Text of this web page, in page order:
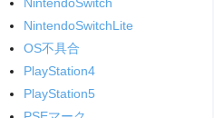
NintendoSwitchLite
OS不具合
PlayStation4
PlayStation5